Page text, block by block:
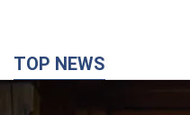
TOP NEWS